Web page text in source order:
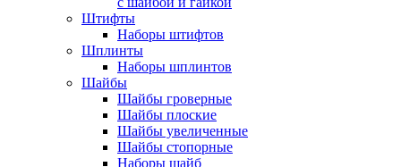
Штифты
Наборы штифтов
Шплинты
Наборы шплинтов
Шайбы
Шайбы гроверные
Шайбы плоские
Шайбы увеличенные
Шайбы стопорные
Наборы шайб